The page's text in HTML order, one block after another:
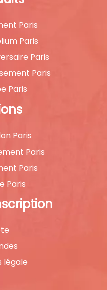
Paris
Paris
Paris
Paris
Paris
Paris
Paris
Paris
Paris
légale